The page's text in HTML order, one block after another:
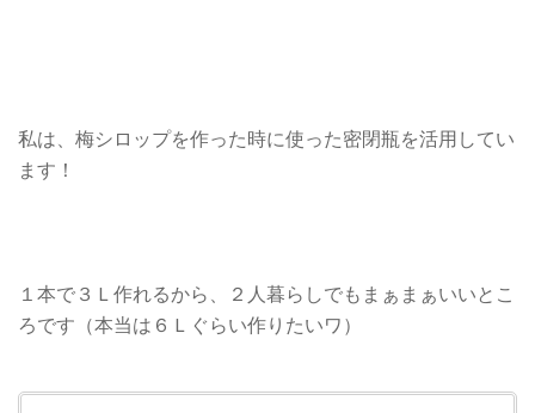
私は、梅シロップを作った時に使った密閉瓶を活用してい
ます！
１本で３Ｌ作れるから、２人暮らしでもまぁまぁいいとこ
ろです（本当は６Ｌぐらい作りたいワ）